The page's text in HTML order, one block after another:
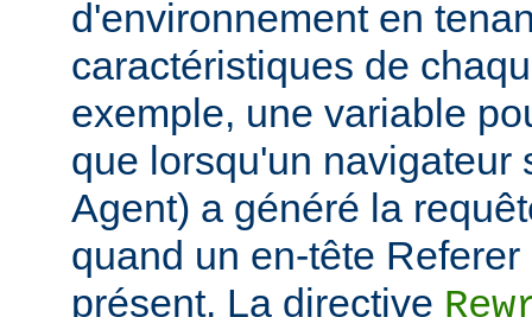
d'environnement en
caractéristiques de
exemple, une variable
que lorsqu'un navigateur
Agent) a généré la
quand un en-tête
présent. La directive